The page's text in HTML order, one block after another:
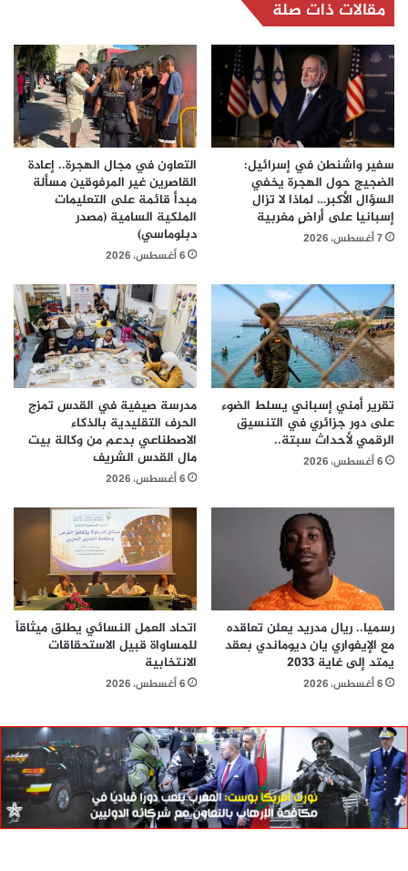
مقالات ذات صلة
سفير واشنطن في إسرائيل:
الضجيج حول الهجرة يخفي
السؤال الأكبر… لماذا لا تزال
إسبانيا على أراضٍ مغربية
7 أغسطس، 2026
التعاون في مجال الهجرة.. إعادة
القاصرين غير المرفوقين مسألة
مبدأ قائمة على التعليمات
الملكية السامية (مصدر
دبلوماسي)
6 أغسطس، 2026
تقرير أمني إسباني يسلط الضوء
على دور جزائري في التنسيق
الرقمي لأحداث سبتة..
6 أغسطس، 2026
مدرسة صيفية في القدس تمزج
الحرف التقليدية بالذكاء
الاصطناعي بدعم من وكالة بيت
مال القدس الشريف
6 أغسطس، 2026
رسميا.. ريال مدريد يعلن تعاقده
مع الإيفواري يان ديوماندي بعقد
يمتد إلى غاية 2033
6 أغسطس، 2026
اتحاد العمل النسائي يطلق ميثاقاً
للمساواة قبيل الاستحقاقات
الانتخابية
6 أغسطس، 2026